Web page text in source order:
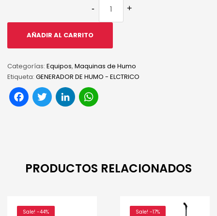
AÑADIR AL CARRITO
Categorías: Equipos, Maquinas de Humo
Etiqueta: GENERADOR DE HUMO - ELCTRICO
Facebook
TwitterLinkedIn
PRODUCTOS RELACIONADOS
Sale! -44% Sale! -17%